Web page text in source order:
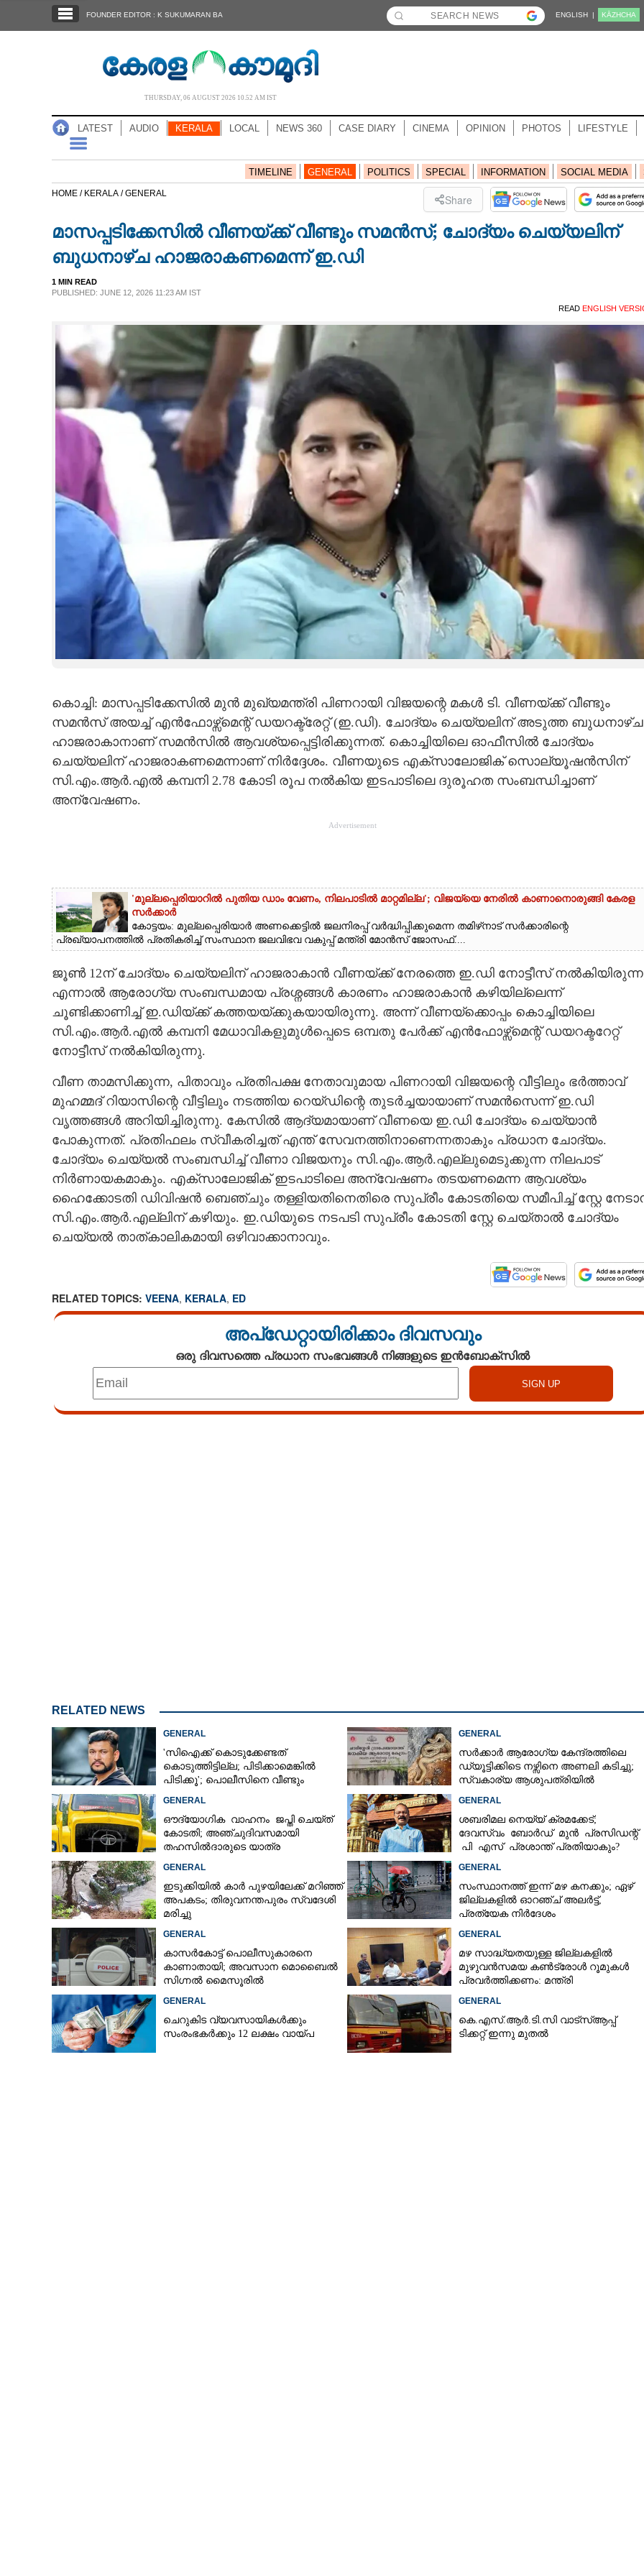
NOTIFIED NEWS
NEWS 360
CASE DIARY
SPIRITUAL
LITERATURE
FOUNDER EDITOR : K SUKUMARAN BA ENGLISH | KĀZHCHA
THURSDAY, 06 AUGUST 2026 10.52 AM IST
LATEST AUDIO KERALA LOCAL NEWS 360 CASE DIARY CINEMA OPINION PHOTOS LIFESTYLE
TIMELINE GENERAL POLITICS SPECIAL INFORMATION SOCIAL MEDIA
HOME / KERALA /GENERAL Share
മാസപ്പടിക്കേസിൽ വീണയ്ക്ക് വീണ്ടും സമൻസ്; ചോദ്യം ചെയ്യലിന്
ബുധനാഴ്ച ഹാജരാകണമെന്ന് ഇ.ഡി
1 MIN READ
PUBLISHED: JUNE 12, 2026 11:23 AM IST
READ ENGLISH
കൊച്ചി: മാസപ്പടിക്കേസിൽ മുൻ മുഖ്യമന്ത്രി പിണറായി വിജയന്റെ മകൾ ടി. വീണയ്ക്ക് വീണ്ടും
സമൻസ് അയച്ച് എൻഫോഴ്സ്‌മെന്റ് ഡയറക്ട്രേറ്റ് (ഇ.ഡി). ചോദ്യം ചെയ്യലിന് അടുത്ത ബുധനാഴ്ച
ഹാജരാകാനാണ് സമൻസിൽ ആവശ്യപ്പെട്ടിരിക്കുന്നത്. കൊച്ചിയിലെ ഓഫീസിൽ ചോദ്യം
ചെയ്യലിന് ഹാജരാകണമെന്നാണ് നിർദ്ദേശം. വീണയുടെ എക്സാലോജിക് സൊല്യൂഷൻസിന്
സി.എം.ആർ.എൽ കമ്പനി 2.78 കോടി രൂപ നൽകിയ ഇടപാടിലെ ദുരൂഹത സംബന്ധിച്ചാണ്
അന്വേഷണം.
Advertisement
'മുല്ലപ്പെരിയാറിൽ പുതിയ ഡാം വേണം, നിലപാടിൽ മാറ്റമില്ല'; വിജയ്‌യെ നേരിൽ കാണാനൊരുങ്ങി കേരള
സർക്കാർ
കോട്ടയം: മുല്ലപ്പെരിയാർ അണക്കെട്ടിൽ ജലനിരപ്പ് വർദ്ധിപ്പിക്കുമെന്ന തമിഴ്‌നാട് സർക്കാരിന്റെ
പ്രഖ്യാപനത്തിൽ പ്രതികരിച്ച് സംസ്ഥാന ജലവിഭവ വകുപ്പ് മന്ത്രി മോൻസ് ജോസഫ്....
ജൂൺ 12ന് ചോദ്യം ചെയ്യലിന് ഹാജരാകാൻ വീണയ്ക്ക് നേരത്തെ ഇ.ഡി നോട്ടീസ്
എന്നാൽ ആരോഗ്യ സംബന്ധമായ പ്രശ്നങ്ങൾ കാരണം ഹാജരാകാൻ കഴിയില്ലെന്ന്
ചൂണ്ടിക്കാണിച്ച് ഇ.ഡിയ്ക്ക് കത്തയയ്ക്കുകയായിരുന്നു. അന്ന് വീണയ്‌ക്കൊപ്പം കൊച്ചിയിലെ
സി.എം.ആർ.എൽ കമ്പനി മേധാവികളുമുൾപ്പെടെ ഒമ്പതു പേർക്ക് എൻഫോഴ്സ്‌മെന്റ് ഡയറക്ടറേറ്റ്
നോട്ടീസ് നൽകിയിരുന്നു.
വീണ താമസിക്കുന്ന, പിതാവും പ്രതിപക്ഷ നേതാവുമായ പിണറായി വിജയന്റെ വീട്ടിലും ഭർത്താവ്
മുഹമ്മദ് റിയാസിന്റെ വീട്ടിലും നടത്തിയ റെയ്ഡിന്റെ തുടർച്ചയായാണ് സമൻസെന്ന് ഇ.ഡി
വൃത്തങ്ങൾ അറിയിച്ചിരുന്നു. കേസിൽ ആദ്യമായാണ് വീണയെ ഇ.ഡി ചോദ്യം ചെയ്യാൻ
പോകുന്നത്. പ്രതിഫലം സ്വീകരിച്ചത് എന്ത് സേവനത്തിനാണെന്നതാകും പ്രധാന ചോദ്യം.
ചോദ്യം ചെയ്യൽ സംബന്ധിച്ച് വീണാ വിജയനും സി.എം.ആർ.എല്ലുമെടുക്കുന്ന നിലപാട്
നിർണായകമാകും. എക്സാലോജിക് ഇടപാടിലെ അന്വേഷണം തടയണമെന്ന ആവശ്യം
ഹൈക്കോടതി ഡിവിഷൻ ബെഞ്ചും തള്ളിയതിനെതിരെ സുപ്രീം കോടതിയെ സമീപിച്ച് സ്റ്റേ
സി.എം.ആർ.എല്ലിന് കഴിയും. ഇ.ഡിയുടെ നടപടി സുപ്രീം കോടതി സ്റ്റേ ചെയ്താൽ ചോദ്യം
ചെയ്യൽ താത്കാലികമായി ഒഴിവാക്കാനാവും.
RELATED TOPICS: VEENA, KERALA, ED
അപ്ഡേറ്റായിരിക്കാം ദിവസവും
ഒരു ദിവസത്തെ പ്രധാന സംഭവങ്ങൾ നിങ്ങളുടെ ഇൻബോക്സിൽ
RELATED NEWS
GENERAL
'സിഐക്ക് കൊടുക്കേണ്ടത്
കൊടുത്തിട്ടില്ല; പിടിക്കാമെങ്കിൽ
പിടിക്കൂ'; പൊലീസിനെ വീണ്ടും
GENERAL
സർക്കാർ ആരോഗ്യ കേന്ദ്രത്തിലെ
ഡ്യൂട്ടിക്കിടെ നഴ്സിനെ അണലി കടിച്ചു;
സ്വകാര്യ ആശുപത്രിയിൽ
GENERAL
ഔദ്യോഗിക വാഹനം ജപ്തി ചെയ്ത്
കോടതി; അഞ്ചുദിവസമായി
തഹസിൽദാരുടെ യാത്ര
GENERAL
ശബരിമല നെയ്യ് ക്രമക്കേട്;
ദേവസ്വം ബോർഡ് മുൻ പ്രസിഡന്റ്
പി എസ് പ്രശാന്ത് പ്രതിയാകും?
GENERAL
ഇടുക്കിയിൽ കാർ പുഴയിലേക്ക് മറിഞ്ഞ്
അപകടം; തിരുവനന്തപുരം സ്വദേശി
മരിച്ചു
GENERAL
സംസ്ഥാനത്ത് ഇന്ന് മഴ കനക്കും; ഏഴ്
ജില്ലകളിൽ ഓറഞ്ച് അലർട്ട്,
പ്രത്യേക നിർദേശം
GENERAL
കാസർകോട്ട് പൊലീസുകാരനെ
കാണാതായി; അവസാന മൊബൈൽ
സിഗ്നൽ മൈസൂരിൽ
GENERAL
മഴ സാദ്ധ്യതയുള്ള ജില്ലകളിൽ
മുഴുവൻസമയ കൺട്രോൾ റൂമുകൾ
പ്രവർത്തിക്കണം: മന്ത്രി
GENERAL
ചെറുകിട വ്യവസായികൾക്കും
സംരംഭകർക്കും 12 ലക്ഷം വായ്പ
GENERAL
കെ.എസ്.ആർ.ടി.സി വാട്സ്ആപ്പ്
ടിക്കറ്റ് ഇന്നു മുതൽ